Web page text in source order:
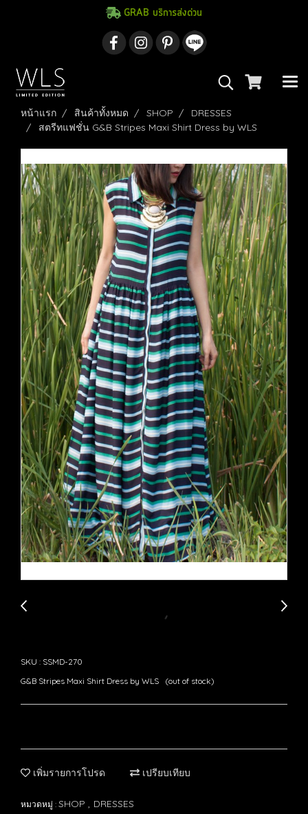
GRAB บริการส่งด่วน
หน้าแรก สินค้าทั้งหมด SHOP
DRESSES
สตรีทแฟชั่น G&B Stripes Maxi Shirt Dress by WLS
SKU : SSMD-270
G&B Stripes Maxi Shirt Dress by WLS (out of stock)
เพิ่มรายการโปรด เปรียบเทียบ
หมวดหมู่ : SHOP , DRESSES